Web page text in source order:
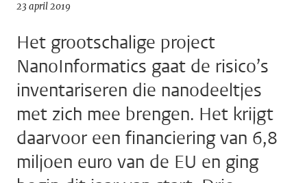
23 april 2019
Het grootschalige project
NanoInformatics gaat de risico’s
inventariseren die nanodeeltjes
met zich mee brengen. Het krijgt
daarvoor een financiering van 6,8
miljoen euro van de EU en ging